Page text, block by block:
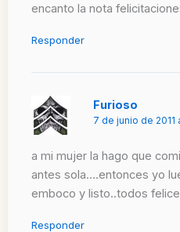
encanto la nota
Responder
Furioso
7 de junio de 2011
a mi mujer la hago que
antes sola….entonces yo
emboco y listo..todos
Responder